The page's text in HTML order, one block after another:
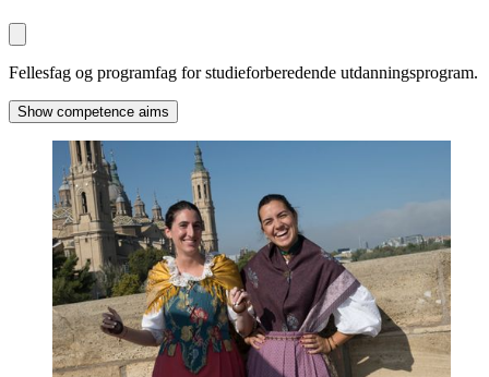
Fellesfag og programfag for studieforberedende utdanningsprogram.
Show competence aims